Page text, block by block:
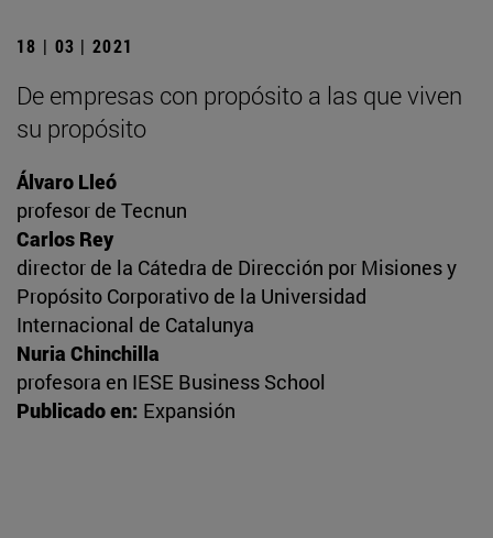
18 | 03 | 2021
De empresas con propósito a las que viven
su propósito
Álvaro Lleó
profesor de Tecnun
Carlos Rey
director de la Cátedra de Dirección por Misiones y
Propósito Corporativo de la Universidad
Internacional de Catalunya
Nuria Chinchilla
profesora en IESE Business School
Publicado en: Expansión